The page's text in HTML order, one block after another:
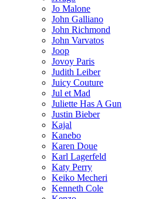
Jo Malone
John Galliano
John Richmond
John Varvatos
Joop
Jovoy Paris
Judith Leiber
Juicy Couture
Jul et Mad
Juliette Has A Gun
Justin Bieber
Kajal
Kanebo
Karen Doue
Karl Lagerfeld
Katy Perry
Keiko Mecheri
Kenneth Cole